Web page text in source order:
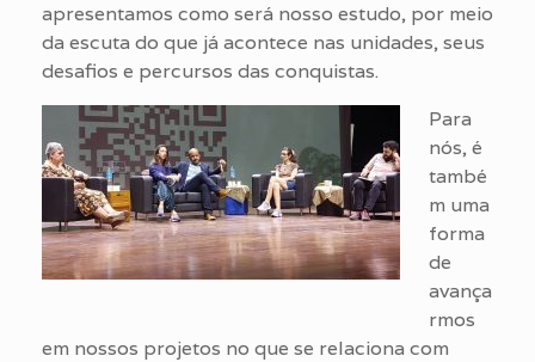
apresentamos como será nosso estudo, por meio
da escuta do que já acontece nas unidades, seus
desafios e percursos das conquistas.
Para
nós, é
també
m uma
forma
de
avança
rmos
em nossos projetos no que se relaciona com